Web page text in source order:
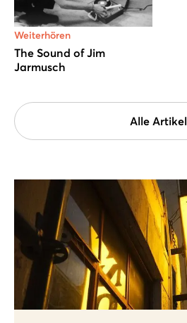
Weiterhören
The Sound of Jim
Jarmusch
Alle Artikel